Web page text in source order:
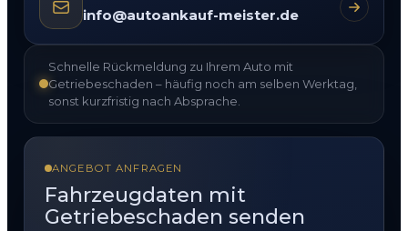
info@autoankauf-meister.de
Schnelle Rückmeldung zu Ihrem Auto mit
Getriebeschaden – häufig noch am selben Werktag,
sonst kurzfristig nach Absprache.
ANGEBOT ANFRAGEN
Fahrzeugdaten mit
Getriebeschaden senden